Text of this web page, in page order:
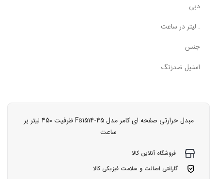
دبی
. لیتر در ساعت
جنس
استیل ضدزنگ
مبدل حرارتی صفحه ای کامر مدل Fs1514-45 ظرفیت 450 لیتر بر
ساعت
فروشگاه آنلاین کالا
گارانتی اصالت و سلامت فیزیکی کالا